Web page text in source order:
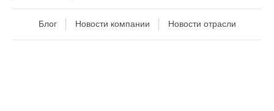
Блог Новости компании Новости отрасли